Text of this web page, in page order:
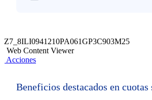
Z7_8ILI0941210PA061GP3C903M25
Web Content Viewer
Acciones
Beneficios destacados en cuotas